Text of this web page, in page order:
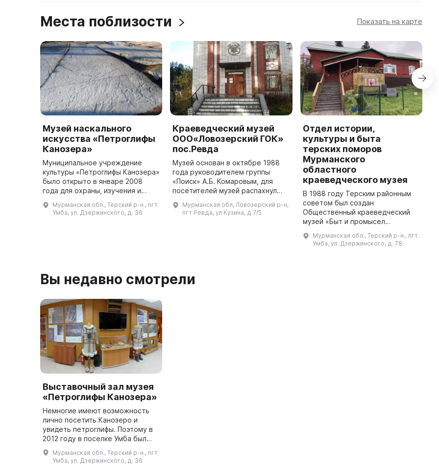
Места поблизости Показать на карте
Музей наскального
искусства «Петроглифы
Канозера»
Муниципальное учреждение
культуры «Петроглифы Канозера»
было открыто в январе 2008
года для охраны, изучения и
наскальных рисунков, а также
других исторических мест в
Мурманская обл., Терский р-н., пгт.
Умба, ул. Дзержинского, д. 36
Краеведческий музей
ООО«Ловозерский ГОК»
пос.Ревда
Музей основан в октябре 1988
года руководителем группы
«Поиск» А.Б. Комаровым, для
посетителей музей распахнул
Комплектование фондов
происходило путем сбора
Мурманская обл, Ловозерский р-н,
пгт Ревда, ул Кузина, д 7/5
Отдел истории,
культуры и быта
терских поморов
Мурманского
областного
краеведческого музея
В 1988 году Терским районным
советом был создан
Общественный краеведческий
музей «Быт и промысел
дома культуры п. Умбы. В 1991
году Людмилой Валентиновной
Мурманская обл., Терский р-н., пгт.
Умба, ул. Дзержинского, д. 78
Вы недавно смотрели
Выставочный зал музея
«Петроглифы Канозера»
Немногие имеют возможность
лично посетить Канозеро и
увидеть петроглифы. Поэтому в
2012 году в поселке Умба был
открыт выставочный зал, где на
постоянной экспозиции
воспроизводятся наскальные
Мурманская обл., Терский р-н., пгт.
Умба, ул. Дзержинского, д. 36